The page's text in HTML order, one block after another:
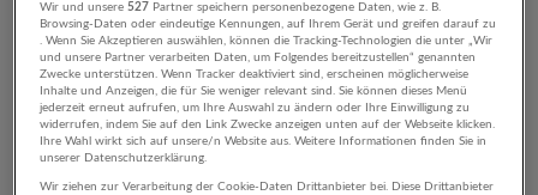
Wir und unsere527 Partner speichern personenbezogene Daten, wie z. B.
Browsing-Daten oder eindeutige Kennungen, auf Ihrem Gerät und greifen darauf zu
. Wenn Sie Akzeptieren auswählen, können die Tracking-Technologien die unter „Wir
und unsere Partner verarbeiten Daten, um Folgendes bereitzustellen“ genannten
Zwecke unterstützen. Wenn Tracker deaktiviert sind, erscheinen möglicherweise
Inhalte und Anzeigen, die für Sie weniger relevant sind. Sie können dieses Menü
jederzeit erneut aufrufen, um Ihre Auswahl zu ändern oder Ihre Einwilligung zu
widerrufen, indem Sie auf den Link Zwecke anzeigen unten auf der Webseite klicken.
Ihre Wahl wirkt sich auf unsere/n Website aus. Weitere Informationen finden Sie in
unserer Datenschutzerklärung.
Wir ziehen zur Verarbeitung der Cookie-Daten Drittanbieter bei. Diese Drittanbieter